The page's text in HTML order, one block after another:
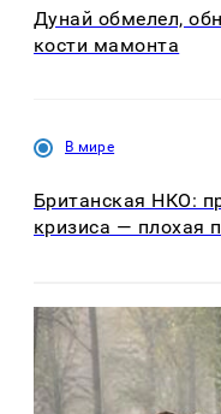
Дунай обмелел,
кости мамонта
В мире
Британская НКО:
кризиса — плохая